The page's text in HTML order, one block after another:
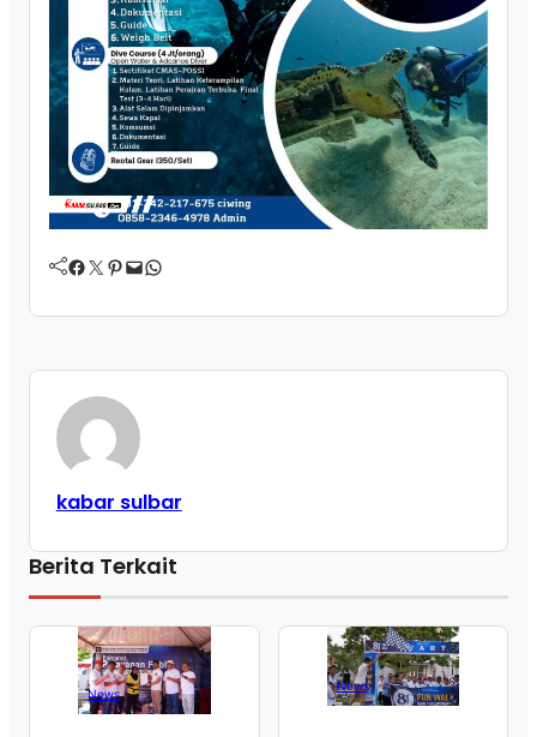
Facebook Twitter Pinterest Mail WhatsApp
kabar sulbar
Berita Terkait
News
News